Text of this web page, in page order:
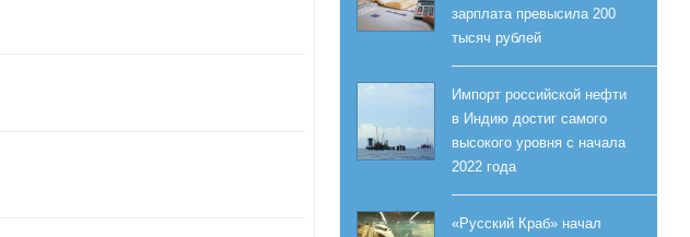
зарплата превысила 200
тысяч рублей
Импорт российской нефти
в Индию достиг самого
высокого уровня с начала
2022 года
«Русский Краб» начал